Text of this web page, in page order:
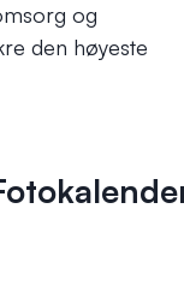
og
den høyeste